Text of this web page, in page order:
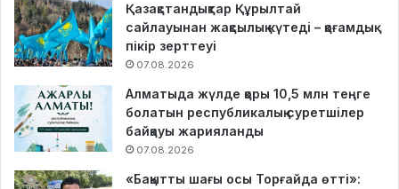
Қазақстандықтар Құрылтай
сайлауынан жақсылық күтеді – қоғамдық
пікір зерттеуі
07.08.2026
Алматыда жүлде қоры 10,5 млн теңге
болатын республикалық суретшілер
байқауы жарияланды
07.08.2026
«Бақытты шағы осы Торғайда өтті»: